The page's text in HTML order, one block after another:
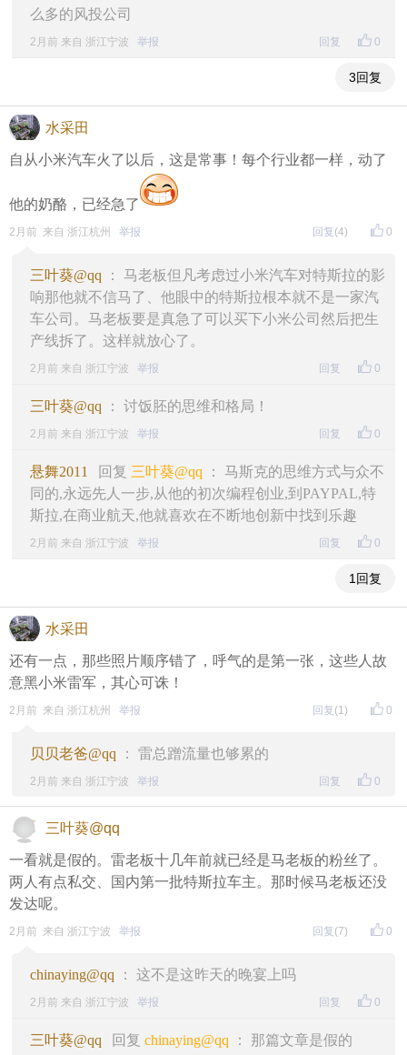
么多的风投公司
0
2月前 来自 浙江宁波 举报 回复
3回复
水采田
自从小米汽车火了以后，这是常事！每个行业都一样，动了
他的奶酪，已经急了
0
2月前 来自 浙江杭州 举报 回复 (4)
三叶葵@qq ： 马老板但凡考虑过小米汽车对特斯拉的影
响那他就不信马了、他眼中的特斯拉根本就不是一家汽
车公司。马老板要是真急了可以买下小米公司然后把生
产线拆了。这样就放心了。
0
2月前 来自 浙江宁波 举报 回复
三叶葵@qq ： 讨饭胚的思维和格局！
0
2月前 来自 浙江宁波 举报 回复
悬舞2011 回复 三叶葵@qq ： 马斯克的思维方式与众不
同的,永远先人一步,从他的初次编程创业,到PAYPAL,特
斯拉,在商业航天,他就喜欢在不断地创新中找到乐趣
0
2月前 来自 浙江宁波 举报 回复
1回复
水采田
还有一点，那些照片顺序错了，呼气的是第一张，这些人故
意黑小米雷军，其心可诛！
0
2月前 来自 浙江杭州 举报 回复 (1)
贝贝老爸@qq ： 雷总蹭流量也够累的
0
2月前 来自 浙江宁波 举报 回复
三叶葵@qq
一看就是假的。雷老板十几年前就已经是马老板的粉丝了。
两人有点私交、国内第一批特斯拉车主。那时候马老板还没
发达呢。
0
2月前 来自 浙江宁波 举报 回复 (7)
chinaying@qq ： 这不是这昨天的晚宴上吗
0
2月前 来自 浙江宁波 举报 回复
三叶葵@qq 回复 chinaying@qq ： 那篇文章是假的